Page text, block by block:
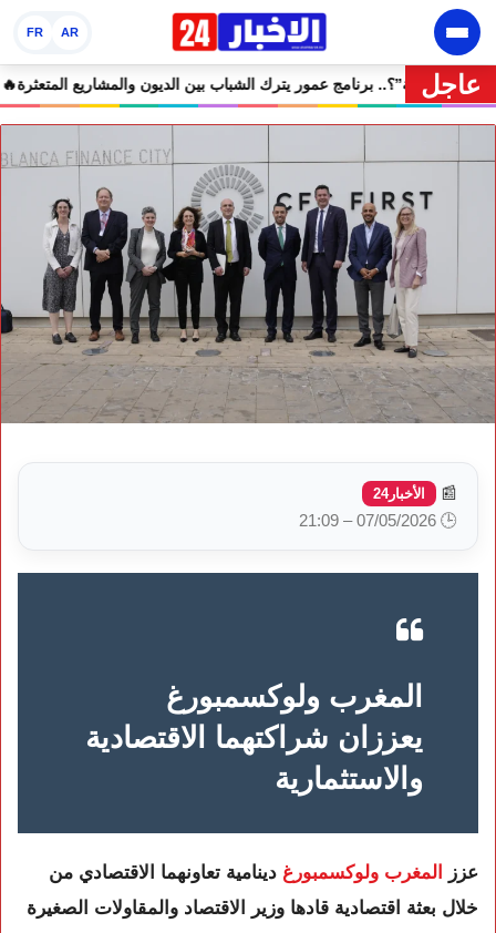
AR
FR
عاجل 🔥 “فرصة” أم “ورطة”؟.. برنامج عمور يترك الشباب بين الديون
📰 الأخبار24
🕒 07/05/2026 – 21:09
المغرب ولوكسمبورغ
يعززان شراكتهما الاقتصادية
والاستثمارية
عزز المغرب ولوكسمبورغ دينامية تعاونهما الاقتصادي من
خلال بعثة اقتصادية قادها وزير الاقتصاد والمقاولات الصغيرة